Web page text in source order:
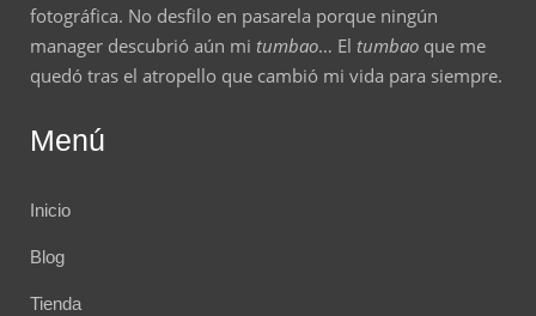
fotográfica. No desfilo en pasarela porque ningún
manager descubrió aún mi tumbao… El tumbao que me
quedó tras el atropello que cambió mi vida para siempre.
Menú
Inicio
Blog
Tienda